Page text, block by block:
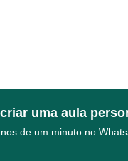
uma aula
de um minuto no